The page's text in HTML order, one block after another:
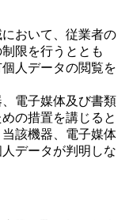
おいて、従業者の
限を行うととも
人データの閲覧を
電子媒体及び書類
の措置を講じると
該機器、電子媒体
データが判明しな